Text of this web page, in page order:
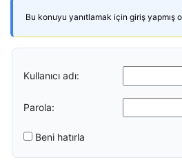
Bu konuyu yanıtlamak için giriş yapmış
Kullanıcı adı:
Parola:
Beni hatırla